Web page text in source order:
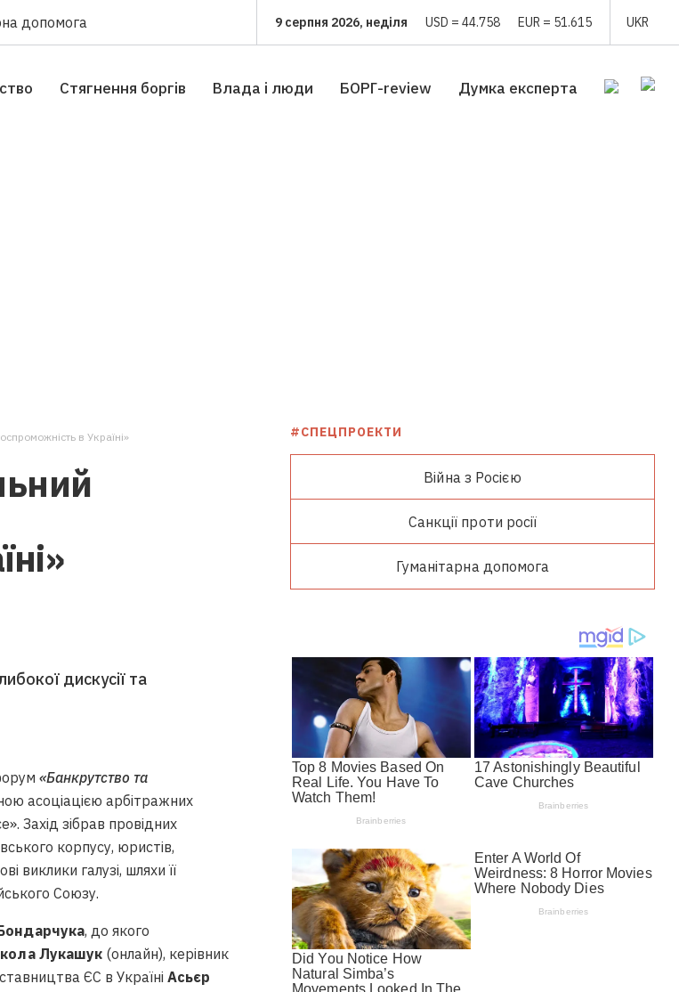
допомога 9 серпня 2026, неділя USD = 44.758 EUR = 51.615 UKR
Стягнення боргiв Влада i люди БОРГ-review Думка експерта
в Україні»
дискусії та
«Банкрутство та
асоціацією арбітражних
Захід зібрав провідних
корпусу, юристів,
виклики галузі, шляхи її
Союзу.
, до якого
Лукашук (онлайн), керівник
ЄС в Україні Асьєр
#СПЕЦПРОЕКТИ
Війна з Росією
Санкції проти росії
Гуманітарна допомога